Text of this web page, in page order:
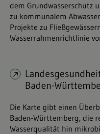
dem Grundwasserschutz
zu kommunalem
Projekte zu
Wasserrahmenrichtlinie
Baden-
Die Karte gibt einen
Baden-Württemberg, die
Wasserqualität hin